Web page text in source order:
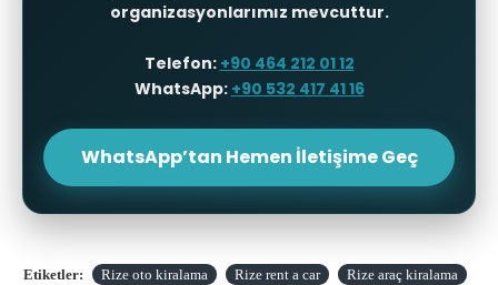
organizasyonlarımız mevcuttur.
Telefon: +90 464 212 01 12
WhatsApp: +90 532 417 41 16
WhatsApp’tan Hemen İletişime Geç
Etiketler: Rize oto kiralama Rize rent a car
Rize araç kiralama